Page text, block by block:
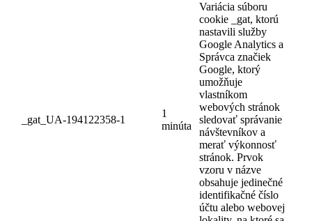
_gat_UA-194122358-1
1
minúta
Variácia súboru
cookie _gat, ktorú
nastavili služby
Google Analytics a
Správca značiek
Google, ktorý
umožňuje
vlastníkom
webových stránok
sledovať správanie
návštevníkov a
merať výkonnosť
stránok. Prvok
vzoru v názve
obsahuje jedinečné
identifikačné číslo
účtu alebo webovej